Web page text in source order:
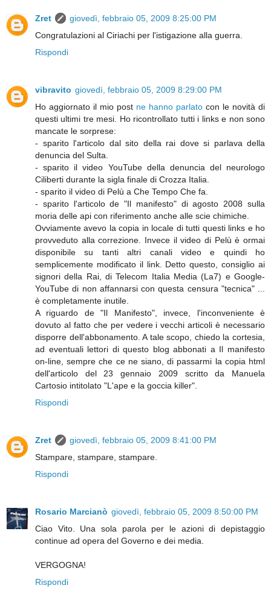
Zret
giovedì, febbraio 05, 2009 8:25:00 PM
Congratulazioni al Ciriachi per l'istigazione alla guerra.
Rispondi
vibravito giovedì, febbraio 05, 2009 8:29:00 PM
Ho aggiornato il mio post ne hanno parlato con le novità di
questi ultimi tre mesi. Ho ricontrollato tutti i links e non sono
mancate le sorprese:
- sparito l'articolo dal sito della rai dove si parlava della
denuncia del Sulta.
- sparito il video YouTube della denuncia del neurologo
Ciliberti durante la sigla finale di Crozza Italia.
- sparito il video di Pelù a Che Tempo Che fa.
- sparito l'articolo de "Il manifesto" di agosto 2008 sulla
moria delle api con riferimento anche alle scie chimiche.
Ovviamente avevo la copia in locale di tutti questi links e ho
provveduto alla correzione. Invece il video di Pelù è ormai
disponibile su tanti altri canali video e quindi ho
semplicemente modificato il link. Detto questo, consiglio ai
signori della Rai, di Telecom Italia Media (La7) e Google-
YouTube di non affannarsi con questa censura "tecnica" ...
è completamente inutile.
A riguardo de "Il Manifesto", invece, l'inconveniente è
dovuto al fatto che per vedere i vecchi articoli è necessario
disporre dell'abbonamento. A tale scopo, chiedo la cortesia,
ad eventuali lettori di questo blog abbonati a Il manifesto
on-line, sempre che ce ne siano, di passarmi la copia html
dell'articolo del 23 gennaio 2009 scritto da Manuela
Cartosio intitolato "L'ape e la goccia killer".
Rispondi
Zret
giovedì, febbraio 05, 2009 8:41:00 PM
Stampare, stampare, stampare.
Rispondi
Rosario Marcianò giovedì, febbraio 05, 2009 8:50:00 PM
Ciao Vito. Una sola parola per le azioni di depistaggio
continue ad opera del Governo e dei media.
VERGOGNA!
Rispondi